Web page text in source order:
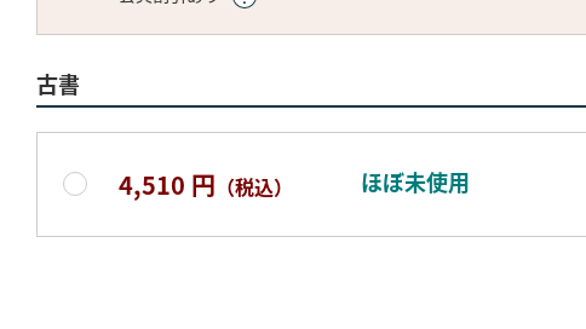
古書
4,510 円 （税込） ほぼ未使用